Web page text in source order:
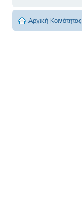
Αρχική Κοινότητας